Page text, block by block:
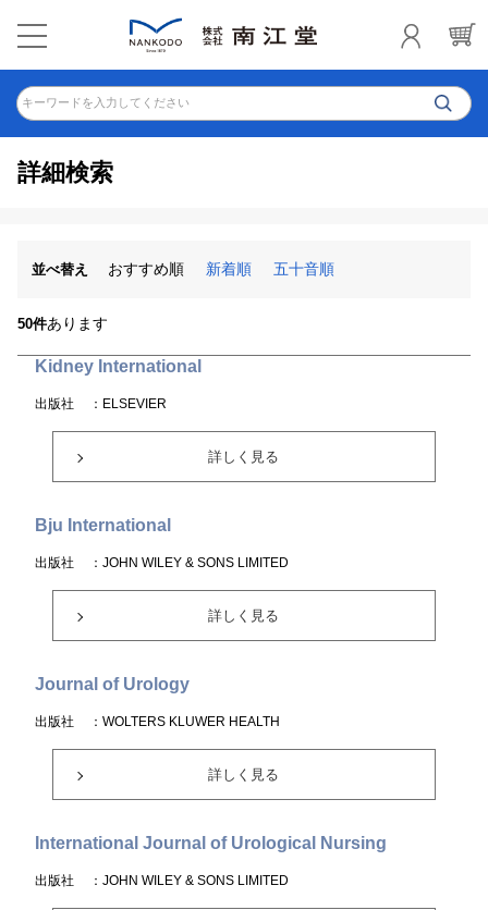
キーワードを入力してください
詳細検索
並べ替え おすすめ順 新着順 五十音順
50件あります
Kidney International
出版社 ：ELSEVIER
詳しく見る
Bju International
出版社 ：JOHN WILEY & SONS LIMITED
詳しく見る
Journal of Urology
出版社 ：WOLTERS KLUWER HEALTH
詳しく見る
International Journal of Urological Nursing
出版社 ：JOHN WILEY & SONS LIMITED